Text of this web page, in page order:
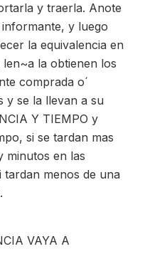
y traerla. Anote
y luego
la equivalencia en
len~a la obtienen los
comprada o´
y se la llevan a su
Y TIEMPO y
si se tardan mas
minutos en las
tardan menos de una
VAYA A